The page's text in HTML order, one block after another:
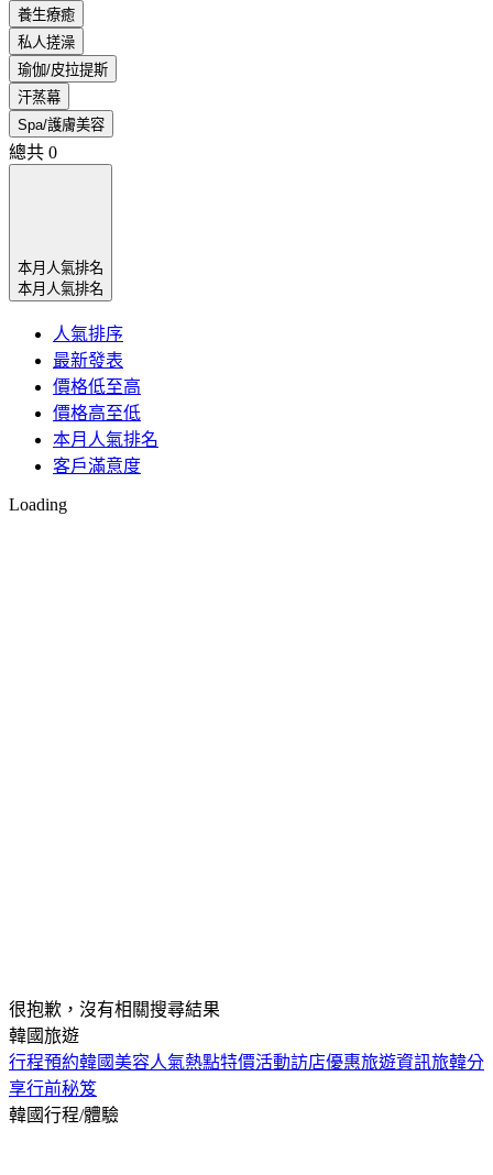
養生療癒
私人搓澡
瑜伽/皮拉提斯
汗蒸幕
Spa/護膚美容
總共 0
本月人氣排名
本月人氣排名
人氣排序
最新發表
價格低至高
價格高至低
本月人氣排名
客戶滿意度
Loading
很抱歉，沒有相關搜尋結果
韓國旅遊
行程預約韓國美容人氣熱點特價活動訪店優惠旅遊資訊旅韓分
享行前秘笈
韓國行程/體驗